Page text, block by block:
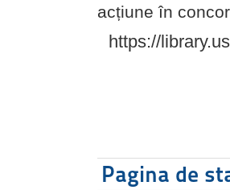
acțiune în
https://
Pagina de